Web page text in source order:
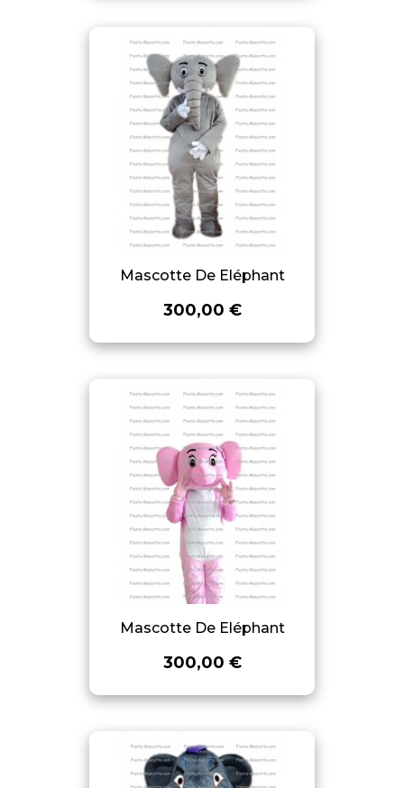
Mascotte De Eléphant
300,00 €
Mascotte De Eléphant
300,00 €